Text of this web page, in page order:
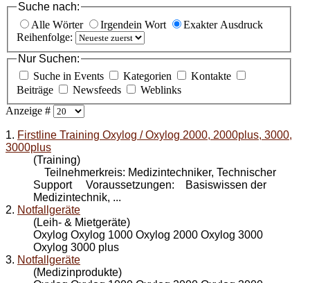
Suche nach:
Alle Wörter
Irgendein Wort
Exakter Ausdruck
Reihenfolge:
Nur Suchen:
Suche in Events
Kategorien
Kontakte
Beiträge
Newsfeeds
Weblinks
Anzeige #
1. Firstline Training Oxylog / Oxylog 2000, 2000plus, 3000,
3000plus
(Training)
Teilnehmerkreis: Medizintechniker, Technischer
Support Voraussetzungen: Basiswissen der
Medizintechnik, ...
2. Notfallgeräte
(Leih- & Mietgeräte)
Oxylog Oxylog 1000 Oxylog 2000 Oxylog 3000
Oxylog 3000 plus
3. Notfallgeräte
(Medizinprodukte)